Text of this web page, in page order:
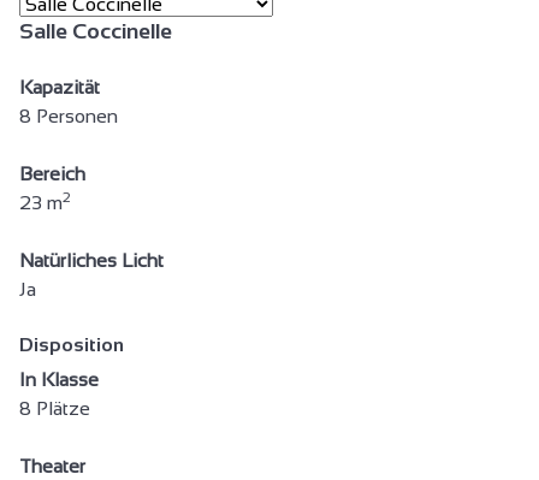
Salle Coccinelle
Kapazität
8 Personen
Bereich
23 m2
Natürliches Licht
Ja
Disposition
In Klasse
8 Plätze
Theater